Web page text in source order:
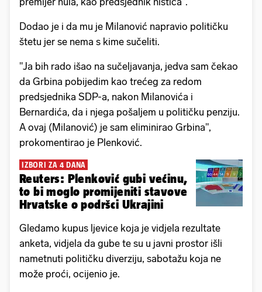
Dodao je i da mu je Milanović napravio političku
štetu jer se nema s kime sučeliti.
"Ja bih rado išao na sučeljavanja, jedva sam čekao
da Grbina pobijedim kao trećeg za redom
predsjednika SDP-a, nakon Milanovića i
Bernardića, da i njega pošaljem u političku penziju.
A ovaj (Milanović) je sam eliminirao Grbina",
prokomentirao je Plenković.
IZBORI ZA 4 DANA
Reuters: Plenković gubi većinu,
to bi moglo promijeniti stavove
Hrvatske o podršci Ukrajini
Gledamo kupus ljevice koja je vidjela rezultate
anketa, vidjela da gube te su u javni prostor išli
nametnuti političku diverziju, sabotažu koja ne
može proći, ocijenio je.